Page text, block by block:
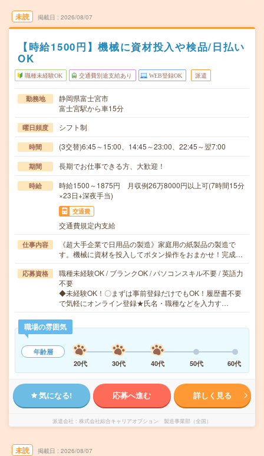
未読 掲載日 2026/08/07
【時給1500円】機械に資材投入や検品/日払い
OK
職種未経験OK 交通費別途支給あり WEB登録OK 派遣
勤務地
静岡県富士宮市
富士宮駅から車15分
曜日頻度 シフト制
時間 (3交替)6:45～15:00、14:45～23:00、22:45～翌7:00
期間 長期でお仕事できる方、大歓迎！
時給
時給1500～1875円 月収例26万8000円以上可(7時間15分
×23日+深夜手当)
交通費
交通費規定内支給
仕事内容
《超大手企業で日用品の製造》家庭用の紙製品の製造で
す。機械に資材を投入してボタン操作をおまかせ！完成…
応募資格
職種未経験OK / ブランクOK / パソコンスキル不要 / 英語力
不要
◆未経験OK！〇まずは事前登録だけでもOK！履歴書不要
で気軽にオンライン登録★氏名・職種などを入力す…
職場の雰囲気
年齢層
20代
30代 40代 50代 60代
気になる! 応募へ進む 詳しく見る
派遣会社 株式会社綜合キャリアオプション 製造事業部（全国）
未読 掲載日 2026/08/07